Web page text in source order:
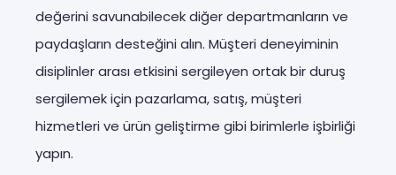
değerini savunabilecek diğer departmanların ve
paydaşların desteğini alın. Müşteri deneyiminin
disiplinler arası etkisini sergileyen ortak bir duruş
sergilemek için pazarlama, satış, müşteri
hizmetleri ve ürün geliştirme gibi birimlerle işbirliği
yapın.